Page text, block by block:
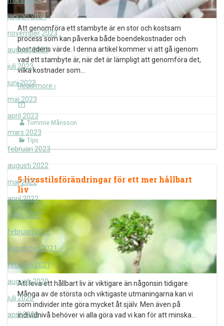
januari 2024
november 2023
augusti 2023
juli 2023
juni 2023
maj 2023
april 2023
mars 2023
februari 2023
augusti 2022
maj 2022
april 2022
mars 2022
februari 2022
december 2021
februari 2021
augusti 2020
juli 2020
april 2020
Att genomföra ett stambyte är en stor och kostsam
process som kan påverka både boendekostnader och
bostadens värde. I denna artikel kommer vi att gå igenom
vad ett stambyte är, när det är lämpligt att genomföra det,
vilka kostnader som…
Read more ›
Tommie Månsson
Tips
5 livsstilsförändringar för ett mer hållbart
liv
Att leva ett hållbart liv är viktigare än någonsin tidigare.
Många av de största och viktigaste utmaningarna kan vi
som individer inte göra mycket åt själv. Men även på
individnivå behöver vi alla göra vad vi kan för att minska…